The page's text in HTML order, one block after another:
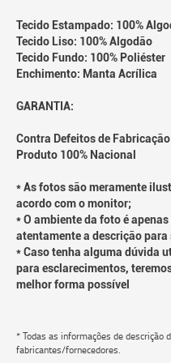
Tecido Estampado: 100%
Tecido Liso: 100% Algodão
Tecido Fundo: 100% Poliéster
Enchimento: Manta Acrílica
GARANTIA:
Contra Defeitos de Fabricação
Produto 100% Nacional
* As fotos são meramente
acordo com o monitor;
* O ambiente da foto é
atentamente a descrição
* Caso tenha alguma dúvida
para esclarecimentos,
melhor forma possível
* Todas as informações de descrição
fabricantes/fornecedores.